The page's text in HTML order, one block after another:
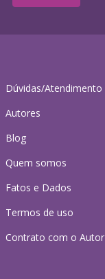
Dúvidas/Atendimento
Autores
Blog
Quem somos
Fatos e Dados
Termos de uso
Contrato com o Autor